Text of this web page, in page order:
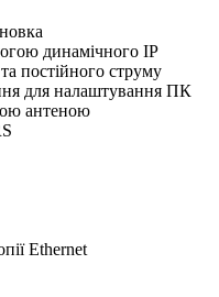
динамічного IP
постійного струму
для налаштування ПК
антеною
Ethernet